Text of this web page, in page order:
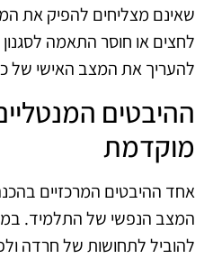
שאינם מצליחים להפיק את
לחצים או חוסר התאמה
להעריך את המצב האישי של
ההיבטים
מוקדמת
אחד ההיבטים המרכזיים
המצב הנפשי של התלמיד.
להוביל לתחושות של חרדה